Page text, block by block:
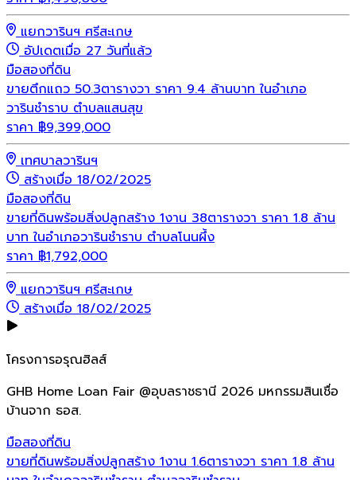
แยกวารินฯ ศรีสะเกษ
อัปเดตเมื่อ 27 วันที่แล้ว
มือสองที่ดิน
ขายตึกแถว 50.3ตารางวา ราคา 9.4 ล้านบาท ในอำเภอ
วารินชำราบ ตำบลแสนสุข
ราคา ฿9,399,000
เทศบาลวารินฯ
สร้างเมื่อ 18/02/2025
มือสองที่ดิน
ขายที่ดินพร้อมสิ่งปลูกสร้าง 1งาน 38ตารางวา ราคา 1.8 ล้าน
บาท ในอำเภอวารินชำราบ ตำบลโนนผึ้ง
ราคา ฿1,792,000
แยกวารินฯ ศรีสะเกษ
สร้างเมื่อ 18/02/2025
โครงการอรุณฮิลส์
GHB Home Loan Fair @อุบลราชธานี 2026 มหกรรมสินเชื่อ
บ้านจาก ธอส.
มือสองที่ดิน
ขายที่ดินพร้อมสิ่งปลูกสร้าง 1งาน 1.6ตารางวา ราคา 1.8 ล้าน